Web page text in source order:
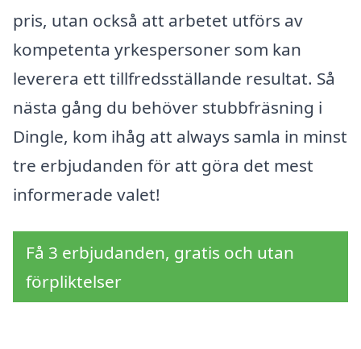
pris, utan också att arbetet utförs av
kompetenta yrkespersoner som kan
leverera ett tillfredsställande resultat. Så
nästa gång du behöver stubbfräsning i
Dingle, kom ihåg att always samla in minst
tre erbjudanden för att göra det mest
informerade valet!
Få 3 erbjudanden, gratis och utan
förpliktelser